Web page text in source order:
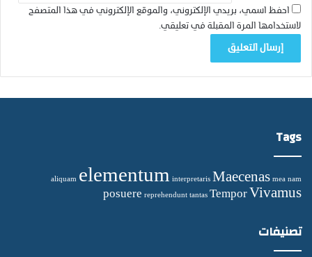
احفظ اسمي، بريدي الإلكتروني، والموقع الإلكتروني في هذا المتصفح
لاستخدامها المرة المقبلة في تعليقي.
Tags
aliquam elementum interpretaris Maecenas mea nam
posuere reprehendunt tantas Tempor Vivamus
تصنيفات